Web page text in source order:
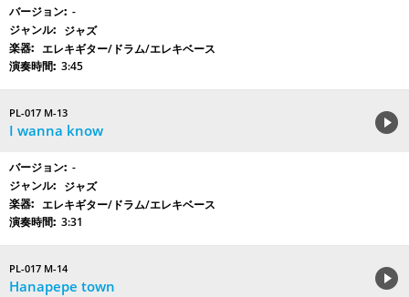
-
ジャズ
エレキギター/ドラム/エレキベース
3:45
PL-017 M-13
I wanna know
-
ジャズ
エレキギター/ドラム/エレキベース
3:31
PL-017 M-14
Hanapepe town